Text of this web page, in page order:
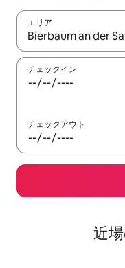
エリア
検索結果が表示され
チェックイン
チェックアウト
近